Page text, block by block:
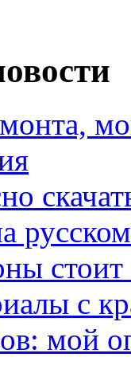
с
мой